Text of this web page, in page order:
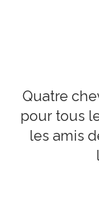
Quatre
pour tous
les amis